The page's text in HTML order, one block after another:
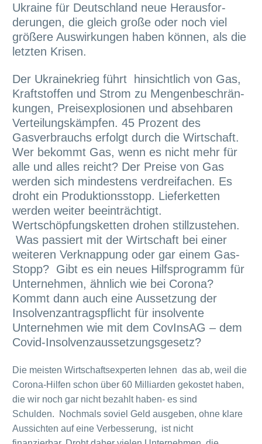
Ukraine für Deutschland neue Herausfor-
derungen, die gleich große oder noch viel
größere Auswirkungen haben können, als die
letzten Krisen.
Der Ukrainekrieg führt hinsichtlich von Gas,
Kraftstoffen und Strom zu Mengenbeschrän-
kungen, Preisexplosionen und absehbaren
Verteilungskämpfen. 45 Prozent des
Gasverbrauchs erfolgt durch die Wirtschaft.
Wer bekommt Gas, wenn es nicht mehr für
alle und alles reicht? Der Preise von Gas
werden sich mindestens verdreifachen. Es
droht ein Produktionsstopp. Lieferketten
werden weiter beeinträchtigt.
Wertschöpfungsketten drohen stillzustehen.
Was passiert mit der Wirtschaft bei einer
weiteren Verknappung oder gar einem Gas-
Stopp? Gibt es ein neues Hilfsprogramm für
Unternehmen, ähnlich wie bei Corona?
Kommt dann auch eine Aussetzung der
Insolvenzantragspflicht für insolvente
Unternehmen wie mit dem CovInsAG – dem
Covid-Insolvenzaussetzungsgesetz?
Die meisten Wirtschaftsexperten lehnen das ab, weil die
Corona-Hilfen schon über 60 Milliarden gekostet haben,
die wir noch gar nicht bezahlt haben- es sind
Schulden. Nochmals soviel Geld ausgeben, ohne klare
Aussichten auf eine Verbesserung, ist nicht